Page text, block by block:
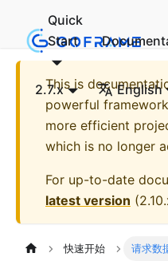
Quick
Start
2.7.x English
This is
powerful
more efficient
which is no longer
For up-to-date
latest version (
快速开始 请求数